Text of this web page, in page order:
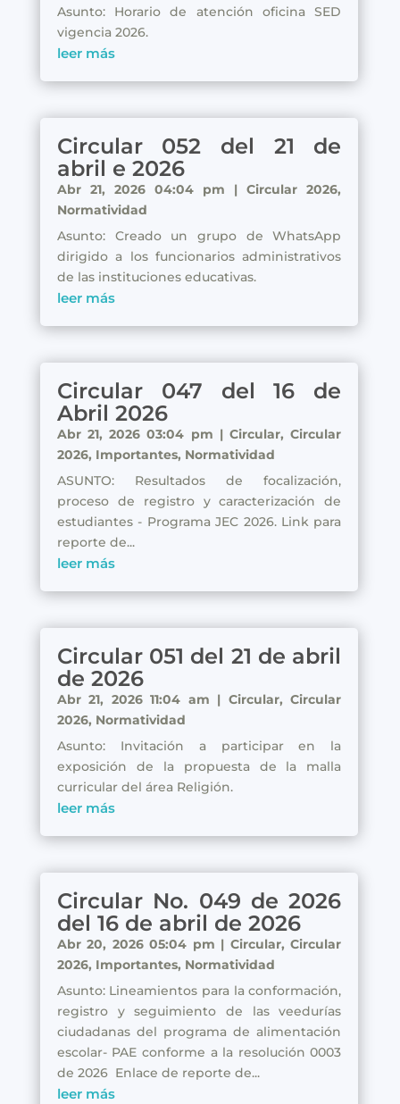
Asunto: Horario de atención oficina SED
vigencia 2026.
leer más
Circular 052 del 21 de
abril e 2026
Abr 21, 2026 04:04 pm |Circular 2026,
Normatividad
Asunto: Creado un grupo de WhatsApp
dirigido a los funcionarios administrativos
de las instituciones educativas.
leer más
Circular 047 del 16 de
Abril 2026
Abr 21, 2026 03:04 pm |Circular,Circular
2026, Importantes, Normatividad
ASUNTO: Resultados de focalización,
proceso de registro y caracterización de
estudiantes - Programa JEC 2026. Link para
reporte de...
leer más
Circular 051 del 21 de abril
de 2026
Abr 21, 2026 11:04 am | Circular,Circular
2026, Normatividad
Asunto: Invitación a participar en la
exposición de la propuesta de la malla
curricular del área Religión.
leer más
Circular No. 049 de 2026
del 16 de abril de 2026
Abr 20, 2026 05:04 pm | Circular,Circular
2026, Importantes, Normatividad
Asunto: Lineamientos para la conformación,
registro y seguimiento de las veedurías
ciudadanas del programa de alimentación
escolar- PAE conforme a la resolución 0003
de 2026 Enlace de reporte de...
leer más